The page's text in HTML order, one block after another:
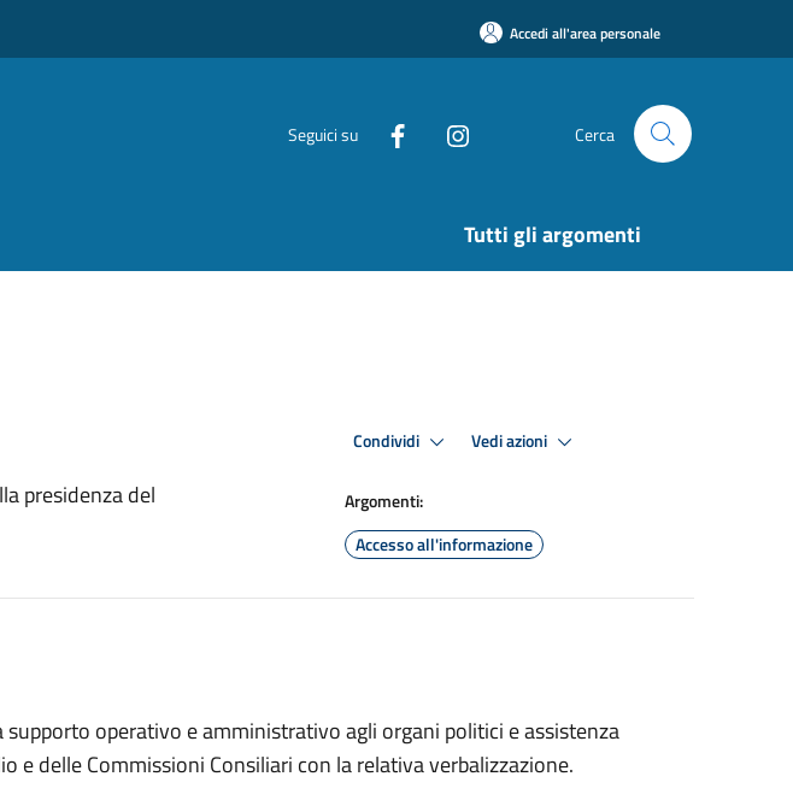
Accedi all'area personale
Seguici su Cerca
Tutti gli argomenti
presidenza del
Condividi Vedi azioni
Argomenti:
Accesso all'informazione
supporto operativo e amministrativo agli organi politici e assistenza
e delle Commissioni Consiliari con la relativa verbalizzazione.